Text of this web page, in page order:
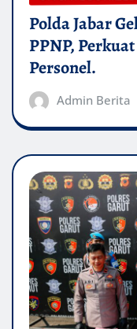
Polda Jabar
PPNP,
Personel.
Admin Berita